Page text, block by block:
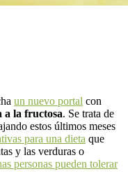
un nuevo portal con
a la fructosa. Se trata de
estos últimos meses
para una dieta que
y las verduras o
personas pueden tolerar